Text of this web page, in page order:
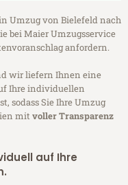
Umzug von Bielefeld nach
bei Maier Umzugsservice
anfordern.
wir liefern Ihnen eine
Ihre individuellen
sodass Sie Ihre Umzug
mitvoller Transparenz
auf Ihre